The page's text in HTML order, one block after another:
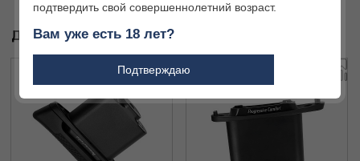
ДРУГИЕ ТОВАРЫ БРЕНДА
подтвердить свой совершеннолетний возраст.
Вам уже есть 18 лет?
Подтверждаю